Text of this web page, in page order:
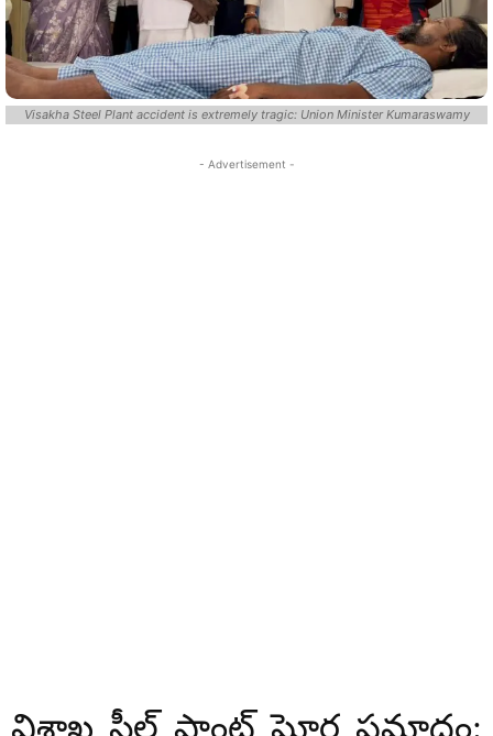
Visakha Steel Plant accident is extremely tragic: Union Minister Kumaraswamy
- Advertisement -
విశాఖ స్టీల్ ప్లాంట్ ఘోర ప్రమాదం: